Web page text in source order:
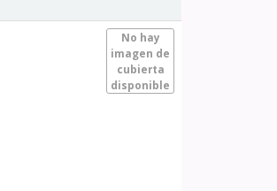
No hay
imagen de
cubierta
disponible